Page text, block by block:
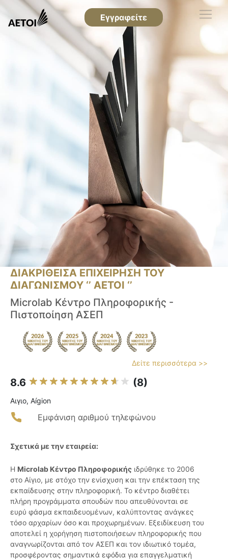
Εγγραφείτε
ΔΙΑΚΡΙΘΕΙΣΑ ΕΠΙΧΕΙΡΗΣΗ ΤΟΥ
ΔΙΑΓΩΝΙΣΜΟΥ ‘’ ΑΕΤΟΙ ‘’
Microlab Κέντρο Πληροφορικής -
Πιστοποίηση ΑΣΕΠ
Δείτε περισσότερα >>
8.6 (8)
Αιγιο, Aígion
Εμφάνιση αριθμού τηλεφώνου
Σχετικά με την εταιρεία:
Η Microlab Κέντρο Πληροφορικής ιδρύθηκε το 2006
στο Αίγιο, με στόχο την ενίσχυση και την επέκταση της
εκπαίδευσης στην πληροφορική. Το κέντρο διαθέτει
πλήρη προγράμματα σπουδών που απευθύνονται σε
ευρύ φάσμα εκπαιδευομένων, καλύπτοντας ανάγκες
τόσο αρχαρίων όσο και προχωρημένων. Εξειδίκευση του
αποτελεί η χορήγηση πιστοποιήσεων πληροφορικής που
αναγνωρίζονται από τον ΑΣΕΠ και τον ιδιωτικό τομέα,
προσφέροντας σημαντικά εφόδια για επαγγελματική